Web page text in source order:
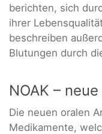
berichten, sich
ihrer
beschreiben
Blutungen durch
NOAK –
Die neuen oralen
Medikamente,